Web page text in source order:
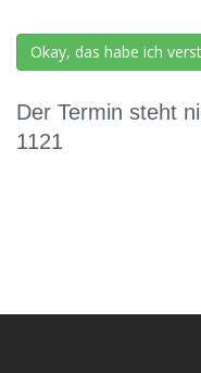
Okay, das habe ich
Der Termin steht
1121